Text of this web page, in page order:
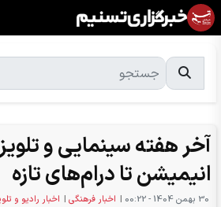
آخر هفته سینمایی و
انیمیشن تا درام‌های تازه
30 بهمن 1404 - 00:22 | اخبار فرهنگی | اخبار رادیو و